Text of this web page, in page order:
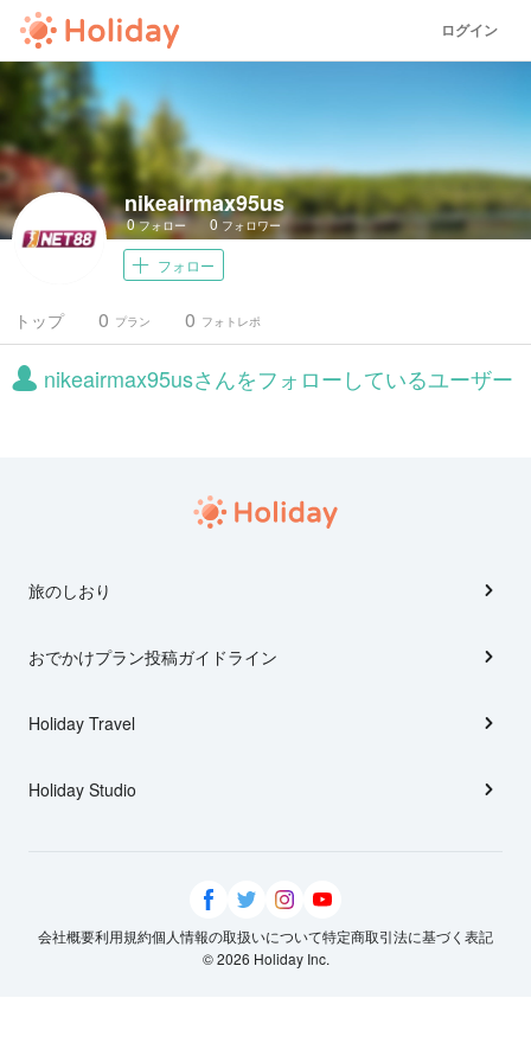
ログイン
nikeairmax95us
0フォロー 0 フォロワー
フォロー
トップ プラン
0 フォトレポ
0
nikeairmax95usさんをフォローしているユーザー
旅のしおり
おでかけプラン投稿ガイドライン
Holiday Travel
Holiday Studio
会社概要利用規約個人情報の取扱いについて特定商取引法に基づく表記
© 2026 Holiday Inc.